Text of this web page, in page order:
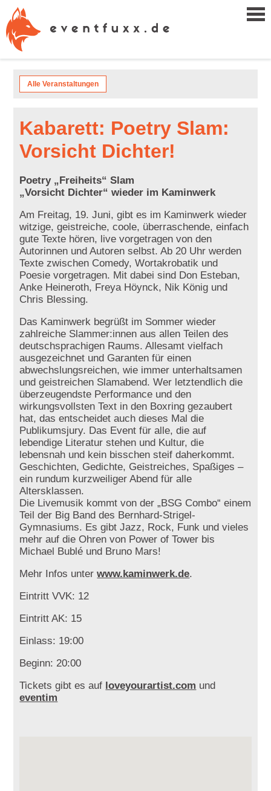
Alle Veranstaltungen
Kabarett: Poetry Slam:
Vorsicht Dichter!
Poetry „Freiheits“ Slam
„Vorsicht Dichter“ wieder im Kaminwerk
Am Freitag, 19. Juni, gibt es im Kaminwerk wieder
witzige, geistreiche, coole, überraschende, einfach
gute Texte hören, live vorgetragen von den
Autorinnen und Autoren selbst. Ab 20 Uhr werden
Texte zwischen Comedy, Wortakrobatik und
Poesie vorgetragen. Mit dabei sind Don Esteban,
Anke Heineroth, Freya Höynck, Nik König und
Chris Blessing.
Das Kaminwerk begrüßt im Sommer wieder
zahlreiche Slammer:innen aus allen Teilen des
deutschsprachigen Raums. Allesamt vielfach
ausgezeichnet und Garanten für einen
abwechslungsreichen, wie immer unterhaltsamen
und geistreichen Slamabend. Wer letztendlich die
überzeugendste Performance und den
wirkungsvollsten Text in den Boxring gezaubert
hat, das entscheidet auch dieses Mal die
Publikumsjury. Das Event für alle, die auf
lebendige Literatur stehen und Kultur, die
lebensnah und kein bisschen steif daherkommt.
Geschichten, Gedichte, Geistreiches, Spaßiges –
ein rundum kurzweiliger Abend für alle
Altersklassen.
Die Livemusik kommt von der „BSG Combo“ einem
Teil der Big Band des Bernhard-Strigel-
Gymnasiums. Es gibt Jazz, Rock, Funk und vieles
mehr auf die Ohren von Power of Tower bis
Michael Bublé und Bruno Mars!
Mehr Infos unterwww.kaminwerk.de.
Eintritt VVK: 12
Eintritt AK: 15
Einlass: 19:00
Beginn: 20:00
Tickets gibt es auf loveyourartist.com und
eventim